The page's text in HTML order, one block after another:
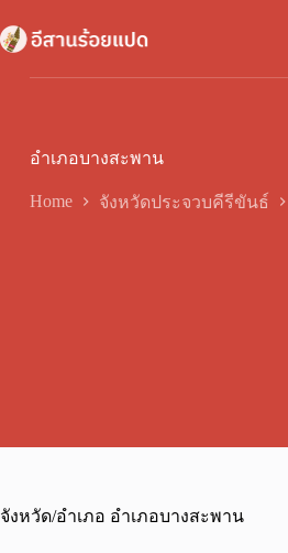
to
content
อำเภอบางสะพาน
Home จังหวัดประจวบคีรีขันธ์
จังหวัด/อำเภอ อำเภอบางสะพาน